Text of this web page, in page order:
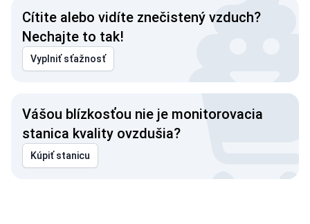
Cítite alebo vidíte znečistený vzduch?
Nechajte to tak!
Vyplniť sťažnosť
Vášou blízkosťou nie je monitorovacia
stanica kvality ovzdušia?
Kúpiť stanicu